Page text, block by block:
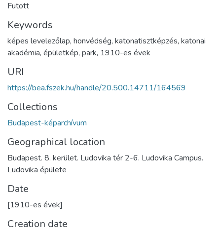
Futott
Keywords
képes levelezőlap, honvédség, katonatisztképzés, katonai
akadémia, épületkép, park, 1910-es évek
URI
https://bea.fszek.hu/handle/20.500.14711/164569
Collections
Budapest-képarchívum
Geographical location
Budapest. 8. kerület. Ludovika tér 2-6. Ludovika Campus.
Ludovika épülete
Date
[1910-es évek]
Creation date